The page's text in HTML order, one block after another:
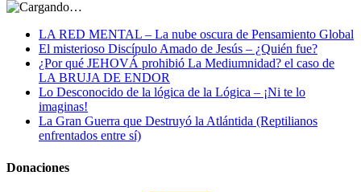
LA RED MENTAL – La nube oscura de Pensamiento Global
El misterioso Discípulo Amado de Jesús – ¿Quién fue?
¿Por qué JEHOVÁ prohibió La Mediumnidad? el caso de
LA BRUJA DE ENDOR
Lo Desconocido de la lógica de la Lógica – ¡Ni te lo
imaginas!
La Gran Guerra que Destruyó la Atlántida (Reptilianos
enfrentados entre sí)
Donaciones